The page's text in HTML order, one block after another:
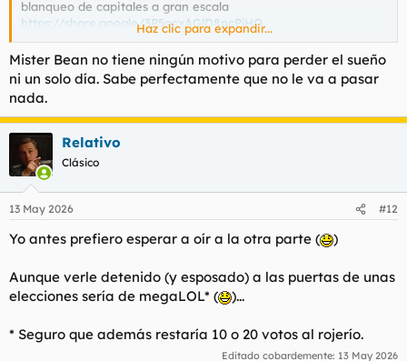
blanqueo de capitales a gran escala
https://share.google/3P5ocxAGlD8ncPjHO
La UDEF cerca a Zapatero por un entramado de presuntas
actividades de blanqueoLa UDEF cerca a Zapatero por un
entramado de presuntas actividades de blanqueo
Y no es moco de pavo la cosa, no. El tío está siendo
investigado por blanqueo de capitales a gran escala.
Hace tiempo que este saco de mierda merecía hilo propio y
vamos a inaugurarlo con su investigación
Haz clic para expandir...
Mister Bean no tiene ningún motivo para perder el sueño
ni un solo día. Sabe perfectamente que no le va a pasar
nada.
Relativo
Clásico
13 May 2026 #12
Yo antes prefiero esperar a oír a la otra parte ( )
Aunque verle detenido (y esposado) a las puertas de unas
elecciones sería de megaLOL* (
)...
* Seguro que además restaría 10 o 20 votos al rojerío.
Editado cobardemente: 13 May 2026